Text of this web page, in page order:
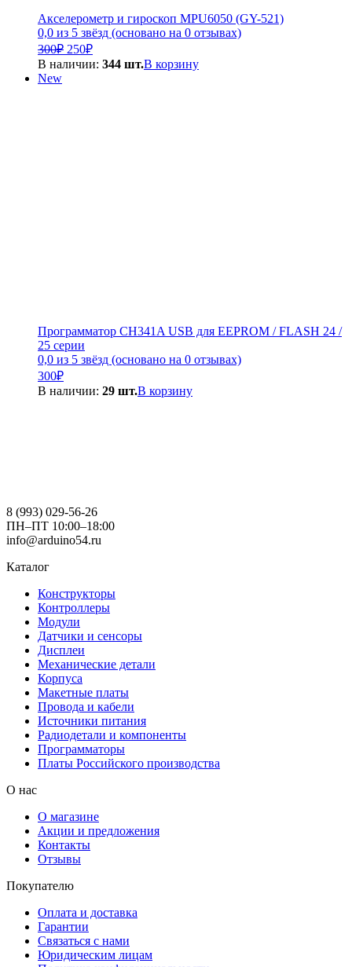
Акселерометр и гироскоп MPU6050 (GY-521)
0,0 из 5 звёзд (основано на 0 отзывах)
300₽ Первоначальная
цена
250₽Текущая
цена:
В наличии: 344 шт.В корзину
New
Программатор CH341A USB для EEPROM / FLASH 24 /
25 серии
0,0 из 5 звёзд (основано на 0 отзывах)
300₽
В наличии: 29 шт.В корзину
8 (993) 029-56-26
ПН–ПТ 10:00–18:00
info@arduino54.ru
Каталог
Конструкторы
Контроллеры
Модули
Датчики и сенсоры
Дисплеи
Механические детали
Корпуса
Макетные платы
Провода и кабели
Источники питания
Радиодетали и компоненты
Программаторы
Платы Российского производства
О нас
О магазине
Акции и предложения
Контакты
Отзывы
Покупателю
Оплата и доставка
Гарантии
Связаться с нами
Юридическим лицам